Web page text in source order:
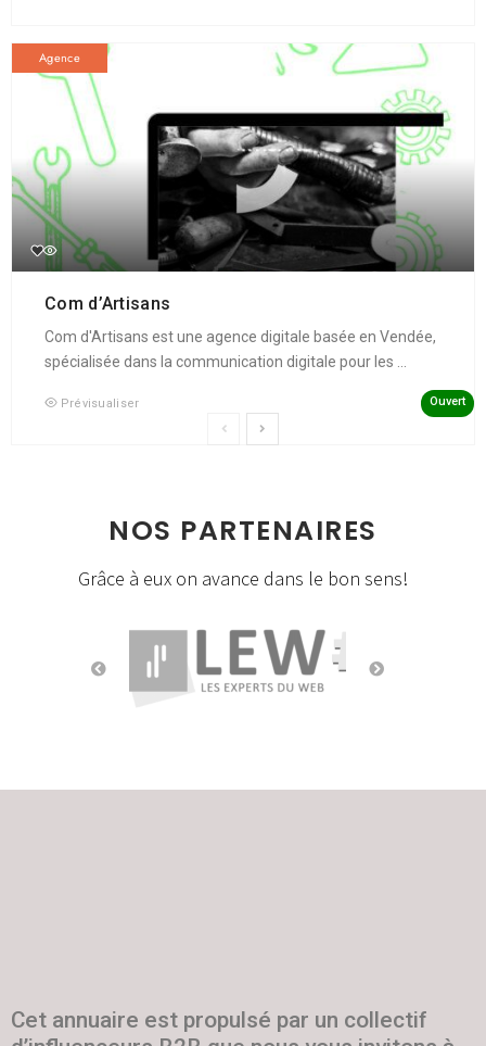
Agence
Com d’Artisans
Com d'Artisans est une agence digitale basée en Vendée,
spécialisée dans la communication digitale pour les ...
Prévisualiser Ouvert
NOS PARTENAIRES
Grâce à eux on avance dans le bon sens!
Cet annuaire est propulsé par un collectif